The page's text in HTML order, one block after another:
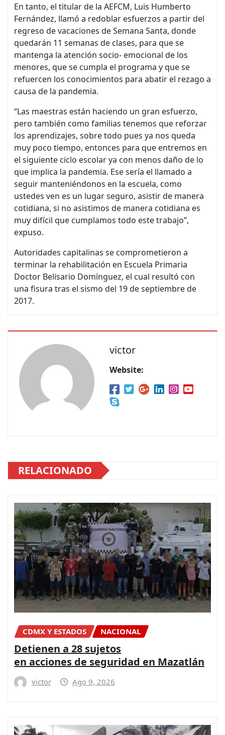
En tanto, el titular de la AEFCM, Luis Humberto
Fernández, llamó a redoblar esfuerzos a partir del
regreso de vacaciones de Semana Santa, donde
quedarán 11 semanas de clases, para que se
mantenga la atención socio- emocional de los
menores, que se cumpla el programa y que se
refuercen los conocimientos para abatir el rezago a
causa de la pandemia.
“Las maestras están haciendo un gran esfuerzo,
pero también como familias tenemos que reforzar
los aprendizajes, sobre todo pues ya nos queda
muy poco tiempo, entonces para que entremos en
el siguiente ciclo escolar ya con menos daño de lo
que implica la pandemia. Ese sería el llamado a
seguir manteniéndonos en la escuela, como
ustedes ven es un lugar seguro, asistir de manera
cotidiana, si no asistimos de manera cotidiana es
muy difícil que cumplamos todo este trabajo”,
expuso.
Autoridades capitalinas se comprometieron a
terminar la rehabilitación en Escuela Primaria
Doctor Belisario Domínguez, el cual resultó con
una fisura tras el sismo del 19 de septiembre de
2017.
victor
Website:
RELACIONADO
CDMX Y ESTADOS NACIONAL
Detienen a 28 sujetos
en acciones de seguridad en Mazatlán
victor Ago 9, 2026